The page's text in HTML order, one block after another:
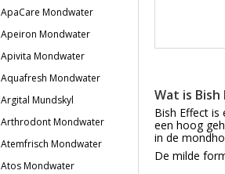
ApaCare Mondwater
Apeiron Mondwater
Apivita Mondwater
Aquafresh Mondwater
Argital Mundskyl
Arthrodont Mondwater
Atemfrisch Mondwater
Atos Mondwater
Wat is
Bish Effect
een hoog
in de
De milde